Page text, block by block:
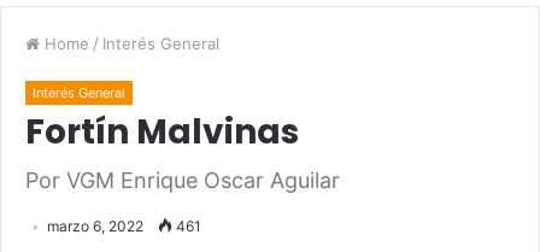
Home / Interés General
Interés General
Fortín Malvinas
Por VGM Enrique Oscar Aguilar
marzo 6, 2022 461